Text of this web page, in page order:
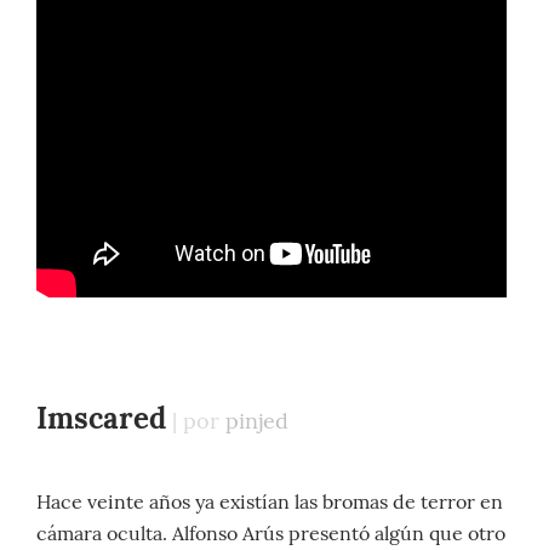
Imscared | por pinjed
Hace veinte años ya existían las bromas de terror en
cámara oculta. Alfonso Arús presentó algún que otro